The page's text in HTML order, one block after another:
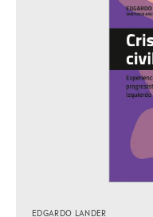
EDGARDO LANDER